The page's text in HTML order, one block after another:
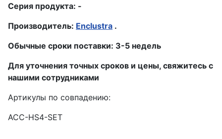
Серия продукта: -
Производитель: Enclustra .
Обычные сроки поставки: 3-5 недель
Для уточнения точных сроков и цены, свяжитесь с
нашими сотрудниками
Артикулы по совпадению:
ACC-HS4-SET